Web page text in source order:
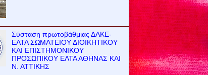
Σύσταση πρωτοβάθμιας ΔΑΚΕ-
ΕΛΤΑ ΣΩΜΑΤΕΙΟΥ ΔΙΟΙΚΗΤΙΚΟΥ
ΚΑΙ ΕΠΙΣΤΗΜΟΝΙΚΟΥ
ΠΡΟΣΩΠΙΚΟΥ ΕΛΤΑ ΑΘΗΝΑΣ ΚΑΙ
Ν. ΑΤΤΙΚΗΣ